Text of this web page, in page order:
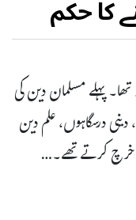
کا حکم
پہلے مسلمان دین کی
درسگاہوں، علم دین
خرچ کرتے تھے۔…